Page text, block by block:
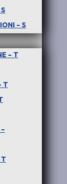
– S
– T
T
T
NUOVO –